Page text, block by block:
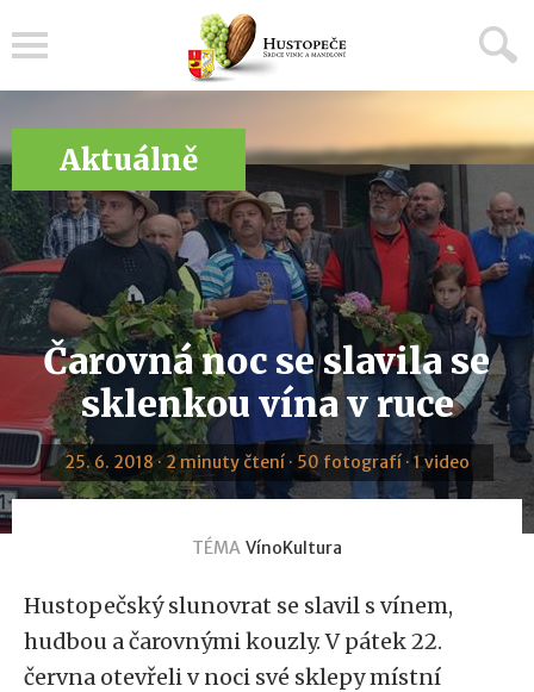
Aktuálně
Čarovná noc se slavila se
sklenkou vína v ruce
25. 6. 2018 · 2 minuty čtení · 50 fotografí · 1 video
TÉMA VínoKultura
Hustopečský slunovrat se slavil s vínem,
hudbou a čarovnými kouzly. V pátek 22.
června otevřeli v noci své sklepy místní